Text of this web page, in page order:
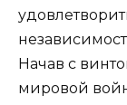
Начав с
мировой